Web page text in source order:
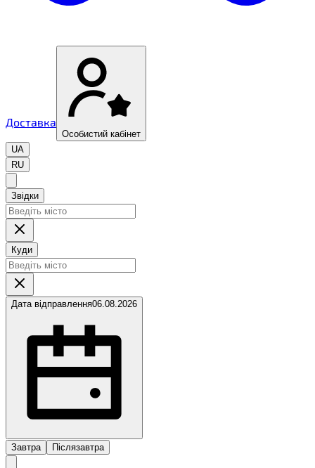
Доставка
Особистий кабінет
UA
RU
Звідки
Куди
Дата відправлення06.08.2026
Завтра Післязавтра